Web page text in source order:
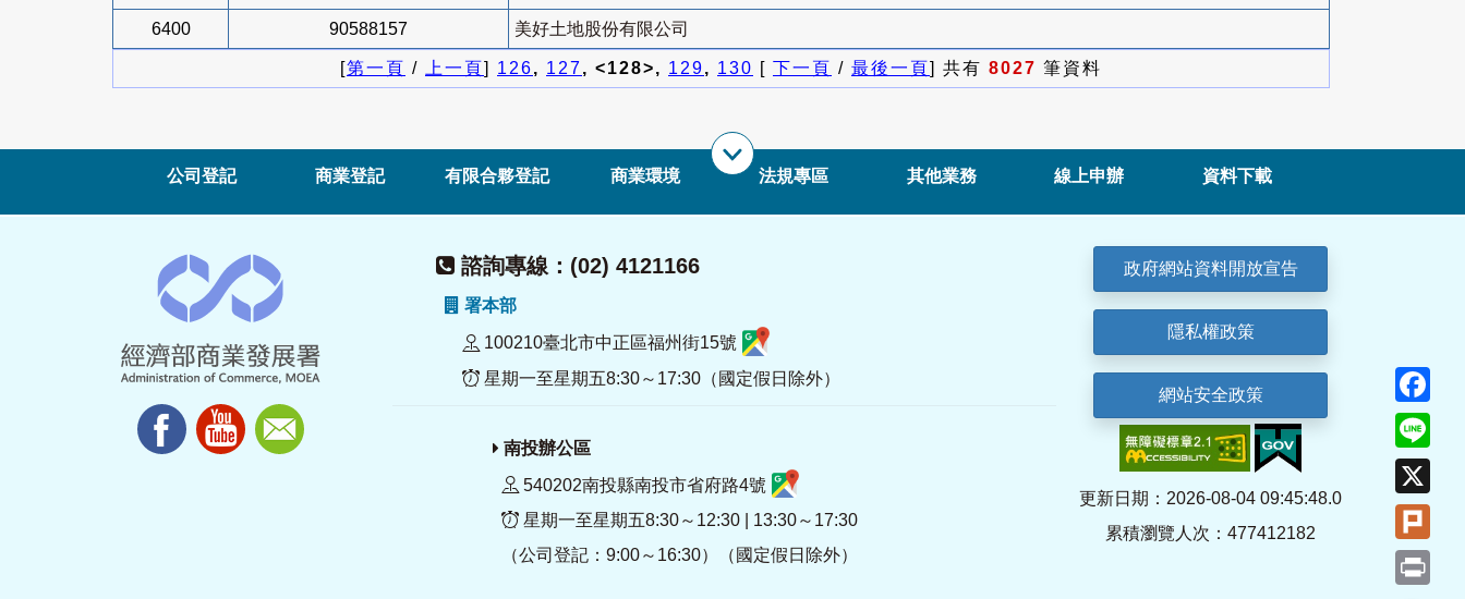
6400 90588157 美好土地股份有限公司
[第一頁 / 上一頁] 126, 127, <128>, 129, 130 [ 下一頁 / 最後一頁] 共有 8027 筆資料
公司登記 商業登記 有限合夥登記 商業環境 法規專區 其他業務 線上申辦 資料下載
諮詢專線：(02) 4121166
署本部
100210臺北市中正區福州街15號
星期一至星期五8:30～17:30（國定假日除外）
南投辦公區
540202南投縣南投市省府路4號
星期一至星期五8:30～12:30 | 13:30～17:30
（公司登記：9:00～16:30）（國定假日除外）
政府網站資料開放宣告
隱私權政策
網站安全政策
更新日期：2026-08-04 09:45:48.0
累積瀏覽人次：477412182